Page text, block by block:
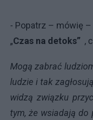
- Popatrz – mówię
„Czas na detoks” ,
Mogą zabrać
ludzie i tak
widzą związku
tym, że wsiadają do